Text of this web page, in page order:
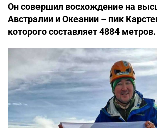
Он совершил восхождение на
Австралии и Океании – пик
которого составляет 4884 метров.